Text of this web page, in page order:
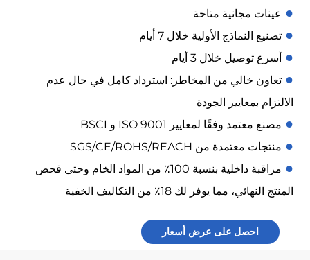
●عينات مجانية متاحة
●تصنيع النماذج الأولية خلال 7 أيام
●أسرع توصيل خلال 3 أيام
●تعاون خالي من المخاطر: استرداد كامل في حال عدم
الالتزام بمعايير الجودة
●مصنع معتمد وفقًا لمعايير ISO 9001 و BSCI
●منتجات معتمدة من SGS/CE/ROHS/REACH
●
مراقبة داخلية بنسبة 100٪ من المواد الخام وحتى فحص
المنتج النهائي، مما يوفر لك 18٪ من التكاليف الخفية
احصل على عرض أسعار